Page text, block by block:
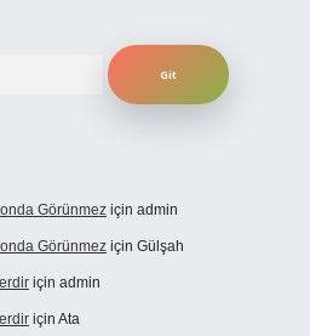
Görünmez için admin
Görünmez için Gülşah
için admin
için Ata